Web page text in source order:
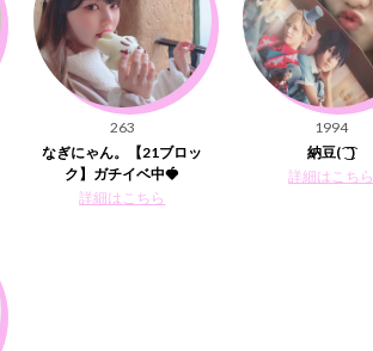
263
なぎにゃん。【21ブロッ
ク】ガチイベ中🍓
詳細はこちら
1994
納豆( ͡ ͜ ͡ )
詳細はこちら